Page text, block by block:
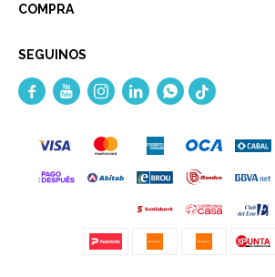
COMPRA
SEGUINOS
    